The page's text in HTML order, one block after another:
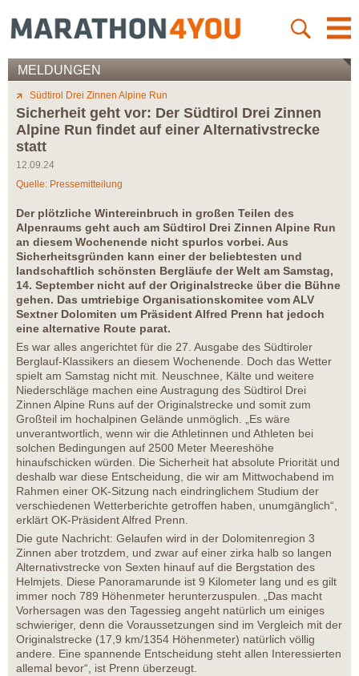
MELDUNGEN
Südtirol Drei Zinnen Alpine Run
Sicherheit geht vor: Der Südtirol Drei Zinnen
Alpine Run findet auf einer Alternativstrecke
statt
12.09.24
Quelle: Pressemitteilung
Der plötzliche Wintereinbruch in großen Teilen des
Alpenraums geht auch am Südtirol Drei Zinnen Alpine Run
an diesem Wochenende nicht spurlos vorbei. Aus
Sicherheitsgründen kann einer der beliebtesten und
landschaftlich schönsten Bergläufe der Welt am Samstag,
14. September nicht auf der Originalstrecke über die Bühne
gehen. Das umtriebige Organisationskomitee vom ALV
Sextner Dolomiten um Präsident Alfred Prenn hat jedoch
eine alternative Route parat.
Es war alles angerichtet für die 27. Ausgabe des Südtiroler
Berglauf-Klassikers an diesem Wochenende. Doch das Wetter
spielt am Samstag nicht mit. Neuschnee, Kälte und weitere
Niederschläge machen eine Austragung des Südtirol Drei
Zinnen Alpine Runs auf der Originalstrecke und somit zum
Großteil im hochalpinen Gelände unmöglich. „Es wäre
unverantwortlich, wenn wir die Athletinnen und Athleten bei
solchen Bedingungen auf 2500 Meter Meereshöhe
hinaufschicken würden. Die Sicherheit hat absolute Priorität und
deshalb war diese Entscheidung, die wir am Mittwochabend im
Rahmen einer OK-Sitzung nach eindringlichem Studium der
verschiedenen Wetterberichte getroffen haben, unumgänglich“,
erklärt OK-Präsident Alfred Prenn.
Die gute Nachricht: Gelaufen wird in der Dolomitenregion 3
Zinnen aber trotzdem, und zwar auf einer zirka halb so langen
Alternativstrecke von Sexten hinauf auf die Bergstation des
Helmjets. Diese Panoramarunde ist 9 Kilometer lang und es gilt
immer noch 789 Höhenmeter herunterzuspulen. „Das macht
Vorhersagen was den Tagessieg angeht natürlich um einiges
schwieriger, denn die Voraussetzungen sind im Vergleich mit der
Originalstrecke (17,9 km/1354 Höhenmeter) natürlich völlig
andere. Eine spannende Entscheidung steht allen Interessierten
allemal bevor“, ist Prenn überzeugt.